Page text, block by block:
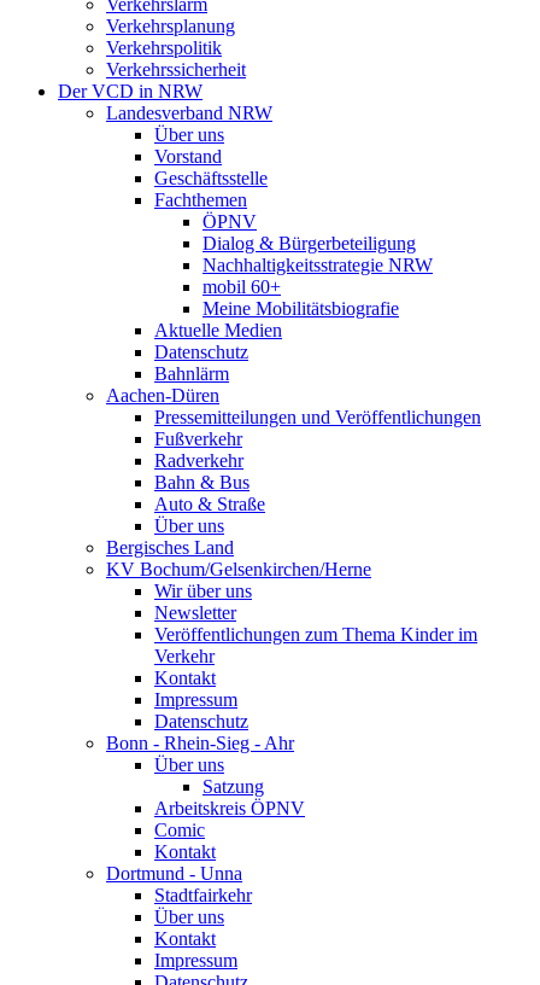
Verkehrslärm
Verkehrsplanung
Verkehrspolitik
Verkehrssicherheit
Der VCD in NRW
Landesverband NRW
Über uns
Vorstand
Geschäftsstelle
Fachthemen
ÖPNV
Dialog & Bürgerbeteiligung
Nachhaltigkeitsstrategie NRW
mobil 60+
Meine Mobilitätsbiografie
Aktuelle Medien
Datenschutz
Bahnlärm
Aachen-Düren
Pressemitteilungen und Veröffentlichungen
Fußverkehr
Radverkehr
Bahn & Bus
Auto & Straße
Über uns
Bergisches Land
KV Bochum/Gelsenkirchen/Herne
Wir über uns
Newsletter
Veröffentlichungen zum Thema Kinder im
Verkehr
Kontakt
Impressum
Datenschutz
Bonn - Rhein-Sieg - Ahr
Über uns
Satzung
Arbeitskreis ÖPNV
Comic
Kontakt
Dortmund - Unna
Stadtfairkehr
Über uns
Kontakt
Impressum